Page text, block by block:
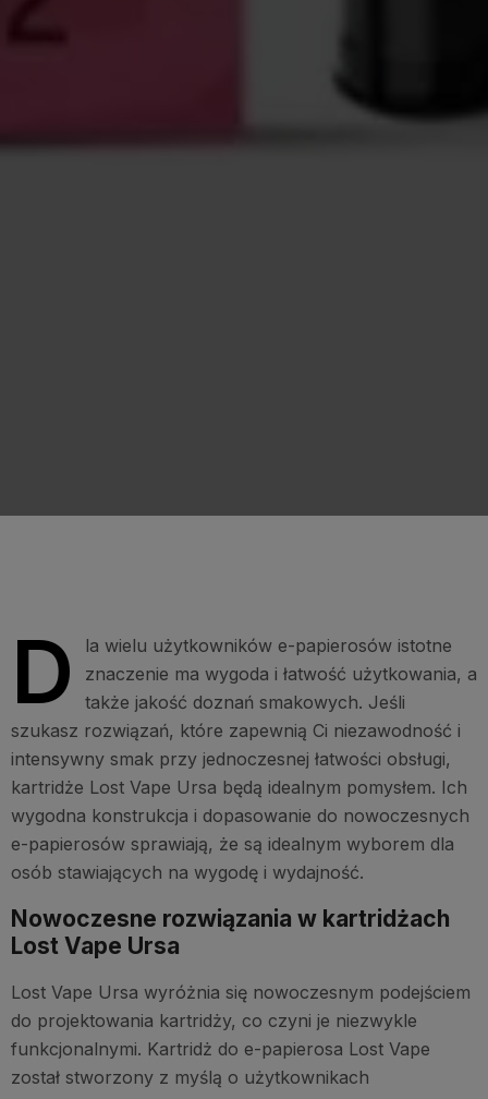
D
la wielu użytkowników e-papierosów istotne
znaczenie ma wygoda i łatwość użytkowania, a
także jakość doznań smakowych. Jeśli
szukasz rozwiązań, które zapewnią Ci niezawodność i
intensywny smak przy jednoczesnej łatwości obsługi,
kartridże Lost Vape Ursa będą idealnym pomysłem. Ich
wygodna konstrukcja i dopasowanie do nowoczesnych
e-papierosów sprawiają, że są idealnym wyborem dla
osób stawiających na wygodę i wydajność.
Nowoczesne rozwiązania w kartridżach
Lost Vape Ursa
Lost Vape Ursa wyróżnia się nowoczesnym podejściem
do projektowania kartridży, co czyni je niezwykle
funkcjonalnymi. Kartridż do e-papierosa Lost Vape
został stworzony z myślą o użytkownikach